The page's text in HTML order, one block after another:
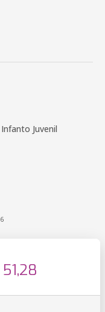
Juvenil